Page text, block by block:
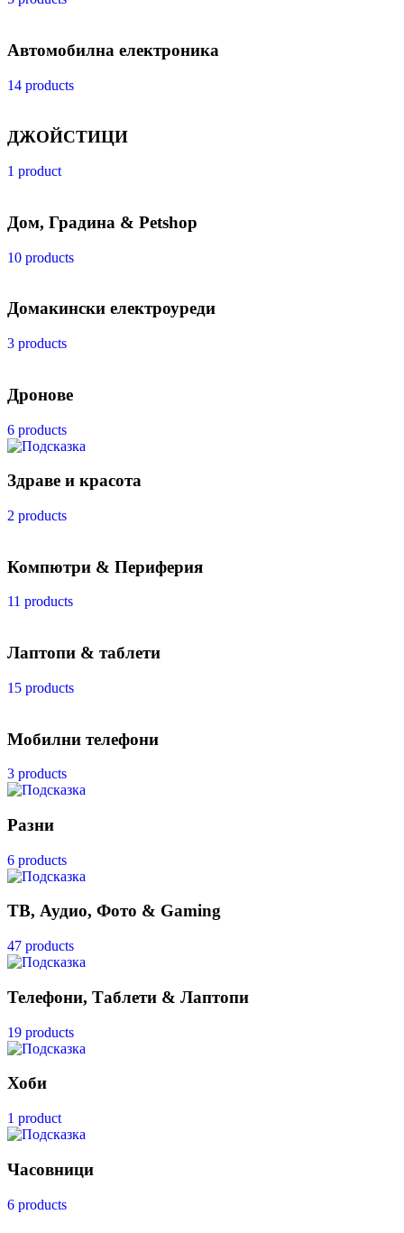
Автомобилна електроника
14 products
ДЖОЙСТИЦИ
1 product
Дом, Градина & Petshop
10 products
Домакински електроуреди
3 products
Дронове
6 products
Здраве и красота
2 products
Компютри & Периферия
11 products
Лаптопи & таблети
15 products
Мобилни телефони
3 products
Разни
6 products
ТВ, Аудио, Фото & Gaming
47 products
Телефони, Таблети & Лаптопи
19 products
Хоби
1 product
Часовници
6 products